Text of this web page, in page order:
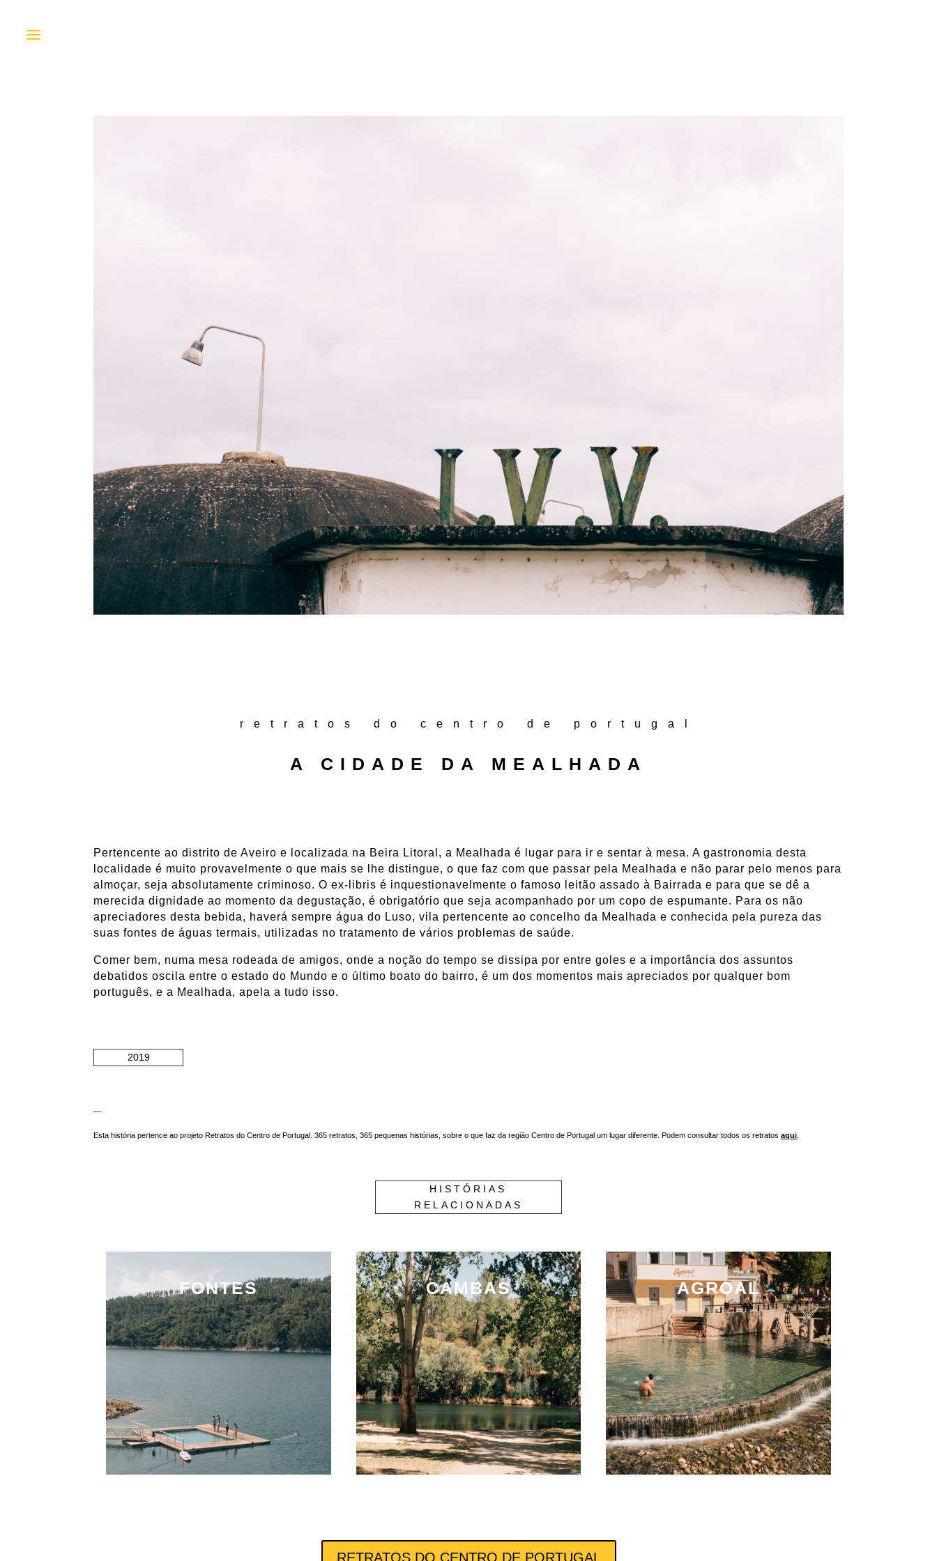
retratos do centro de portugal
A CIDADE DA MEALHADA
Pertencente ao distrito de Aveiro e localizada na Beira Litoral, a Mealhada é lugar para ir e sentar à mesa. A gastronomia desta
localidade é muito provavelmente o que mais se lhe distingue, o que faz com que passar pela Mealhada e não parar pelo menos para
almoçar, seja absolutamente criminoso. O ex-libris é inquestionavelmente o famoso leitão assado à Bairrada e para que se dê a
merecida dignidade ao momento da degustação, é obrigatório que seja acompanhado por um copo de espumante. Para os não
apreciadores desta bebida, haverá sempre água do Luso, vila pertencente ao concelho da Mealhada e conhecida pela pureza das
suas fontes de águas termais, utilizadas no tratamento de vários problemas de saúde.
Comer bem, numa mesa rodeada de amigos, onde a noção do tempo se dissipa por entre goles e a importância dos assuntos
debatidos oscila entre o estado do Mundo e o último boato do bairro, é um dos momentos mais apreciados por qualquer bom
português, e a Mealhada, apela a tudo isso.
2019
—
Esta história pertence ao projeto Retratos do Centro de Portugal. 365 retratos, 365 pequenas histórias, sobre o que faz da região Centro de Portugal um lugar diferente. Podem consultar todos os retratosaqui
HISTÓRIAS
RELACIONADAS
FONTES CAMBAS AGROAL
RETRATOS DO CENTRO DE PORTUGAL